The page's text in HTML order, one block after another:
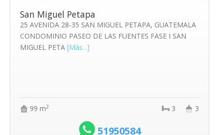
San Miguel Petapa
25 AVENIDA 28-35 SAN MIGUEL PETAPA, GUATEMALA
CONDOMINIO PASEO DE LAS FUENTES FASE I SAN
MIGUEL PETA [Más...]
99 m2 3
3
51950584